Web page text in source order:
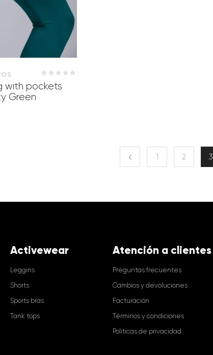
with pockets
Green
1 2 3
Activewear
Leggins
Shorts
Sports bras
Tank tops
Atención a clientes
Preguntas frecuentes
Cambios y devoluciones
Facturación
Términos y condiciones
Políticas de privacidad